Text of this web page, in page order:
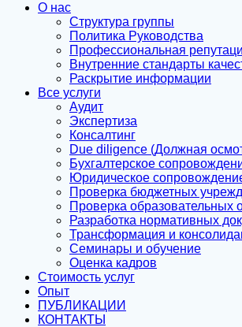
О нас
Структура группы
Политика Руководства
Профессиональная
Внутренние стандарты
Раскрытие информации
Все услуги
Аудит
Экспертиза
Консалтинг
Due diligence (Должная
Бухгалтерское
Юридическое
Проверка бюджетных
Проверка образовательных
Разработка нормативных
Трансформация и
Семинары и обучение
Оценка кадров
Стоимость услуг
Опыт
ПУБЛИКАЦИИ
КОНТАКТЫ